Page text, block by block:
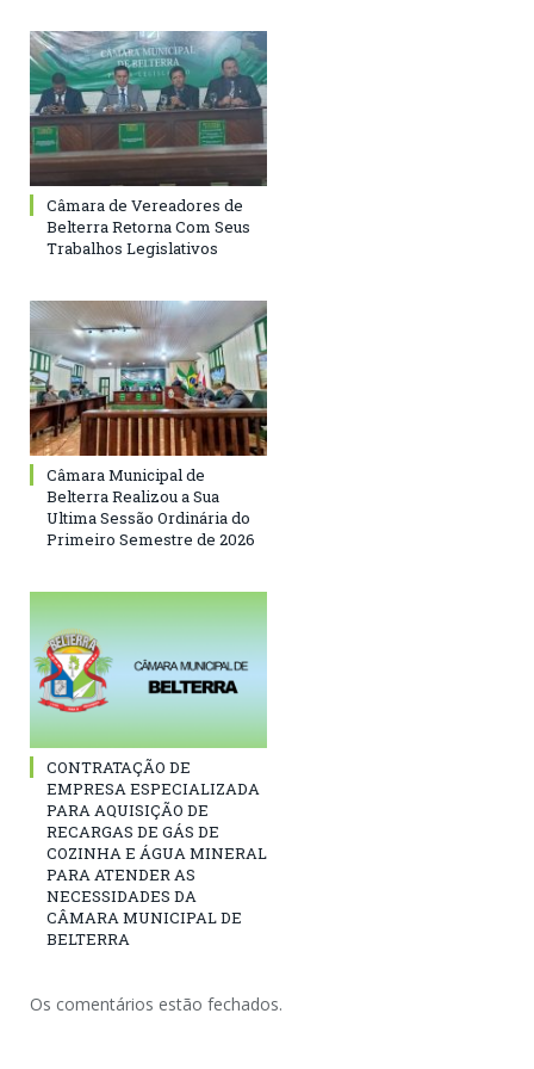
Câmara de Vereadores de
Belterra Retorna Com Seus
Trabalhos Legislativos
Câmara Municipal de
Belterra Realizou a Sua
Ultima Sessão Ordinária do
Primeiro Semestre de 2026
CONTRATAÇÃO DE
EMPRESA ESPECIALIZADA
PARA AQUISIÇÃO DE
RECARGAS DE GÁS DE
COZINHA E ÁGUA MINERAL
PARA ATENDER AS
NECESSIDADES DA
CÂMARA MUNICIPAL DE
BELTERRA
Os comentários estão fechados.